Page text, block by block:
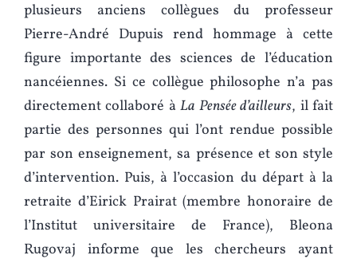
plusieurs anciens collègues du professeur
Pierre-André Dupuis rend hommage à cette
figure importante des sciences de l’éducation
nancéiennes. Si ce collègue philosophe n’a pas
directement collaboré àLa Pensée d’ailleurs, il fait
partie des personnes qui l’ont rendue possible
par son enseignement, sa présence et son style
d’intervention. Puis, à l’occasion du départ à la
retraite d’Eirick Prairat (membre honoraire de
l’Institut universitaire de France), Bleona
Rugovaj informe que les chercheurs ayant